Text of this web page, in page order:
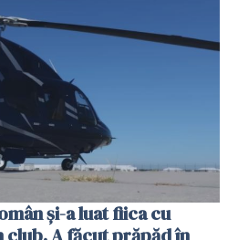
și-a luat fiica cu